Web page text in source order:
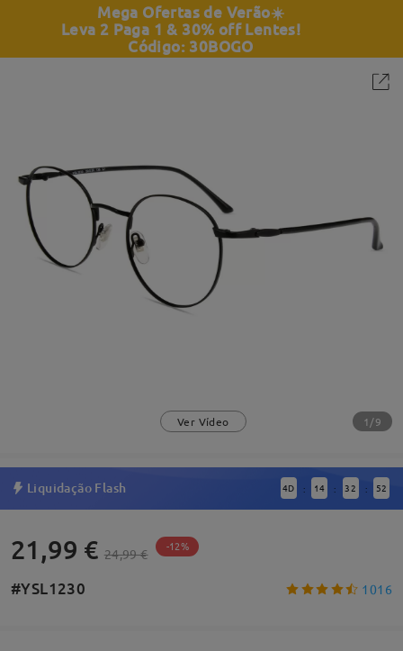
Mega Ofertas de Verão☀️
Leva 2 Paga 1 & 30% off Lentes!
Código: 30BOGO
Ver Vídeo 1/9
Liquidação Flash 4D : 14 : 32 : 51
21,99 € 24,99 € -12%
#YSL1230 1016